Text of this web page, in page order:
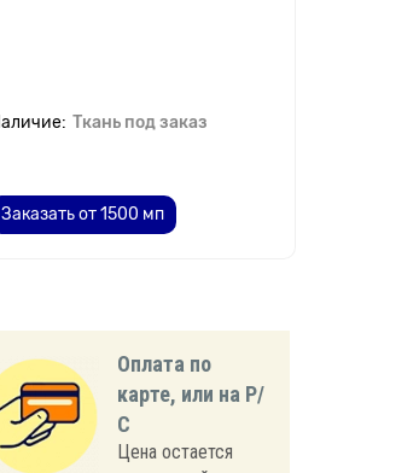
Ткань под заказ
Заказать от 1500 мп
Оплата по
карте, или на Р/
С
Цена остается